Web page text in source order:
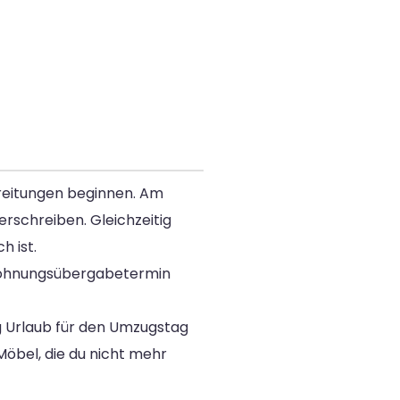
beginnen. Am
Gleichzeitig
ist.
für den Umzugstag
die du nicht mehr